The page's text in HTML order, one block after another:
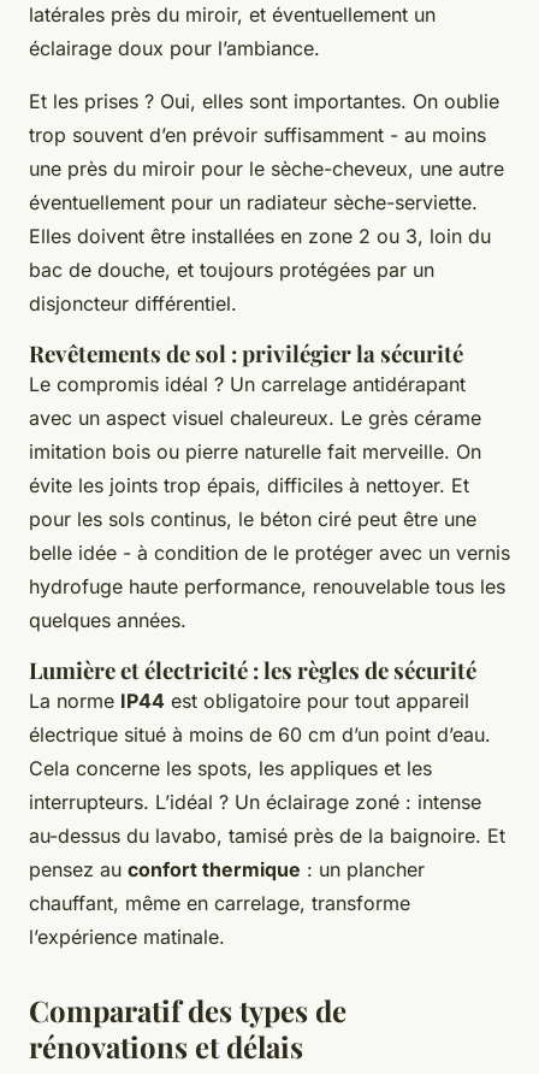
latérales près du miroir, et éventuellement un
éclairage doux pour l’ambiance.
Et les prises ? Oui, elles sont importantes. On oublie
trop souvent d’en prévoir suffisamment - au moins
une près du miroir pour le sèche-cheveux, une autre
éventuellement pour un radiateur sèche-serviette.
Elles doivent être installées en zone 2 ou 3, loin du
bac de douche, et toujours protégées par un
disjoncteur différentiel.
Revêtements de sol : privilégier la sécurité
Le compromis idéal ? Un carrelage antidérapant
avec un aspect visuel chaleureux. Le grès cérame
imitation bois ou pierre naturelle fait merveille. On
évite les joints trop épais, difficiles à nettoyer. Et
pour les sols continus, le béton ciré peut être une
belle idée - à condition de le protéger avec un vernis
hydrofuge haute performance, renouvelable tous les
quelques années.
Lumière et électricité : les règles de sécurité
La norme IP44 est obligatoire pour tout appareil
électrique situé à moins de 60 cm d’un point d’eau.
Cela concerne les spots, les appliques et les
interrupteurs. L’idéal ? Un éclairage zoné : intense
au-dessus du lavabo, tamisé près de la baignoire. Et
pensez au confort thermique : un plancher
chauffant, même en carrelage, transforme
l’expérience matinale.
Comparatif des types de
rénovations et délais